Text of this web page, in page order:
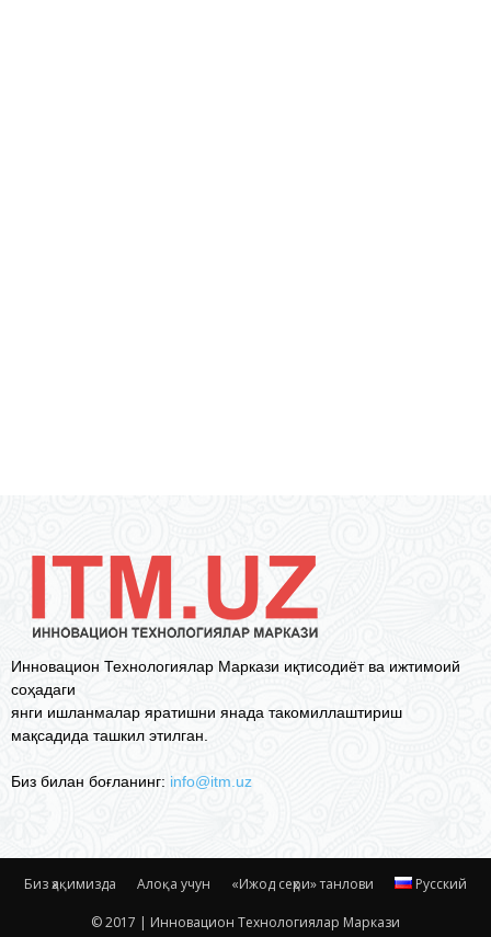
Инновацион Технологиялар Маркази иқтисодиёт ва ижтимоий
соҳадаги
янги ишланмалар яратишни янада такомиллаштириш
мақсадида ташкил этилган.
Биз билан боғланинг: info@itm.uz
Биз ҳақимизда Алоқа учун «Ижод сеҳри» танлови Русский
© 2017 | Инновацион Технологиялар Маркази